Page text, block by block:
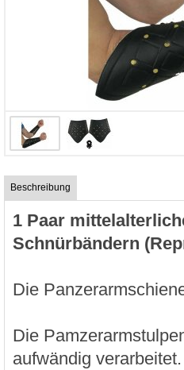
Beschreibung
1 Paar
Schnürbändern
Die
Die
aufwändig verarbeitet.